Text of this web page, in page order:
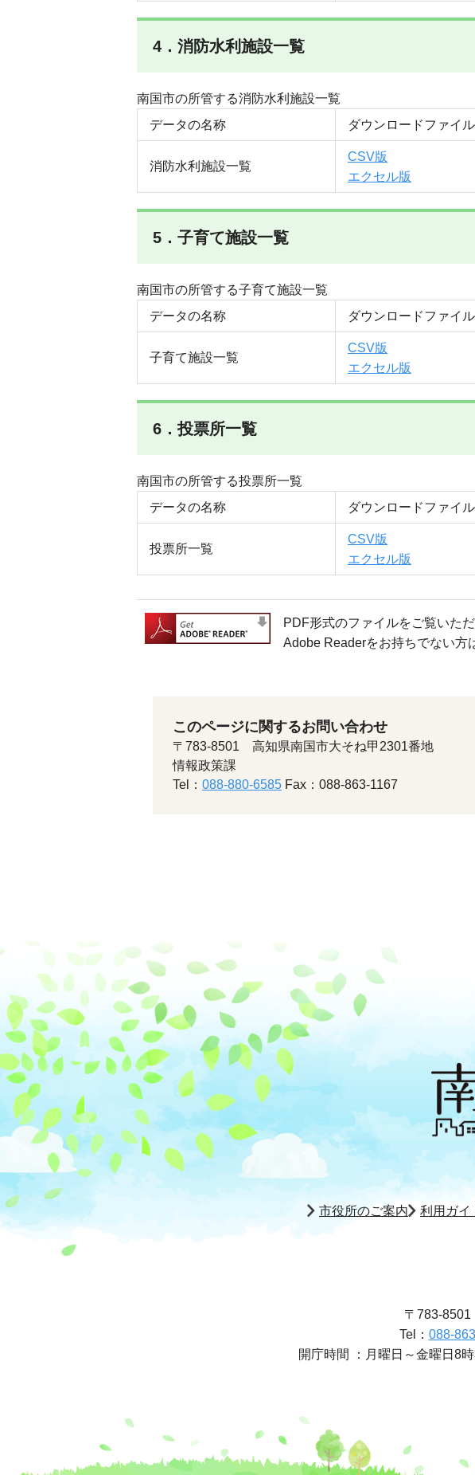
4．消防水利施設一覧
南国市の所管する消防水利施設一覧
データの名称
ダウンロードファイル
消防水利施設一覧
CSV版
エクセル版
5．子育て施設一覧
南国市の所管する子育て施設一覧
データの名称
ダウンロードファイル
子育て施設一覧
CSV版
エクセル版
6．投票所一覧
南国市の所管する投票所一覧
データの名称
ダウンロードファイル
投票所一覧
CSV版
エクセル版
PDF形式のファイルをご覧いた
Adobe Readerをお持ちでない方
このページに関するお問い合わせ
〒783-8501 高知県南国市大そね甲2301番地
情報政策課
Tel： 088-880-6585 Fax：088-863-1167
市役所のご案内 利用ガイ
〒783-
Tel： 088-
開庁時間 ： 月曜日～金曜日8